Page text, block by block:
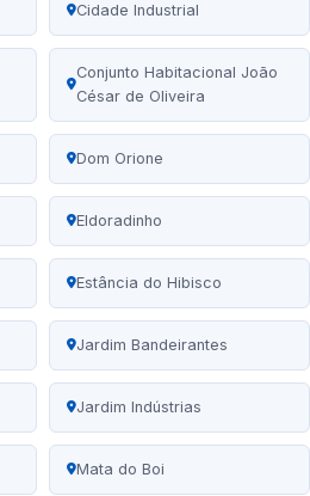
Cidade Industrial
Conjunto Habitacional João
César de Oliveira
Dom Orione
Eldoradinho
Estância do Hibisco
Jardim Bandeirantes
Jardim Indústrias
Mata do Boi